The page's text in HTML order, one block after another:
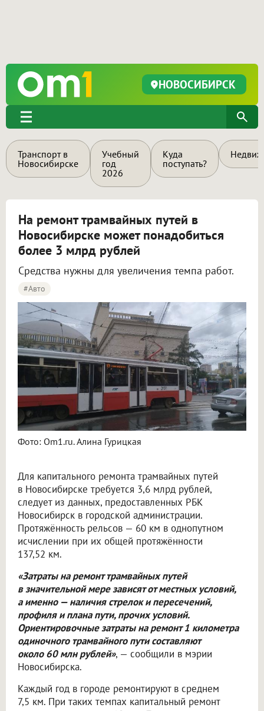
НОВОСИБИРСК
Транспорт в
Новосибирске
Учебный
год
2026
Куда
поступать?
На ремонт трамвайных путей в
Новосибирске может понадобиться
более 3 млрд рублей
Средства нужны для увеличения темпа работ.
#Авто
Фото: Om1.ru. Алина Гурицкая
Для капитального ремонта трамвайных путей
в Новосибирске требуется 3,6 млрд рублей,
следует из данных, предоставленных РБК
Новосибирск в городской администрации.
Протяжённость рельсов — 60 км в однопутном
исчислении при их общей протяжённости
137,52 км.
«Затраты на ремонт трамвайных путей
в значительной мере зависят от местных условий,
а именно — наличия стрелок и пересечений,
профиля и плана пути, прочих условий.
Ориентировочные затраты на ремонт 1 километра
одиночного трамвайного пути составляют
около 60 млн рублей», — сообщили в мэрии
Новосибирска.
Каждый год в городе ремонтируют в среднем
7,5 км. При таких темпах капитальный ремонт